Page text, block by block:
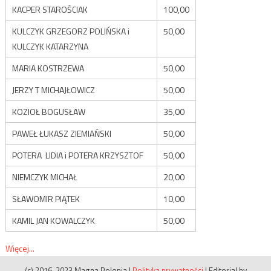
KACPER STAROŚCIAK
100,00
KULCZYK GRZEGORZ POLIŃSKA i
KULCZYK KATARZYNA
50,00
MARIA KOSTRZEWA
50,00
JERZY T MICHAJŁOWICZ
50,00
KOZIOŁ BOGUSŁAW
35,00
PAWEŁ ŁUKASZ ZIEMIAŃSKI
50,00
POTERA LIDIA i POTERA KRZYSZTOF
50,00
NIEMCZYK MICHAŁ
20,00
SŁAWOMIR PIĄTEK
10,00
KAMIL JAN KOWALCZYK
50,00
Więcej...